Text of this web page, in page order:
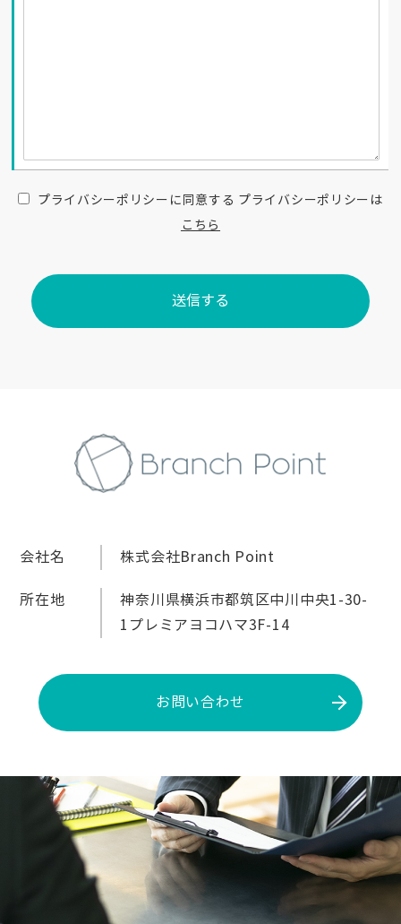
プライバシーポリシーに同意する プライバシーポリシーは
こちら
会社名 株式会社Branch Point
所在地
神奈川県横浜市都筑区中川中央1-30-
1プレミアヨコハマ3F-14
お問い合わせ